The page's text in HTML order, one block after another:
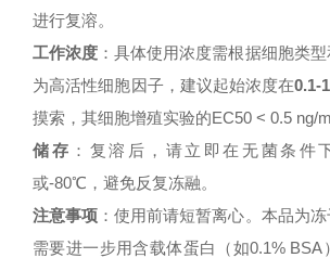
进行复溶。
工作浓度 ：具体使用浓度需根据细胞类
为高活性细胞因子，建议起始浓度在0.1-
摸索，其细胞增殖实验的EC50 < 0.5 ng/
储存 ：复溶后，请立即在无菌条件
或-80℃，避免反复冻融。
注意事项 ：使用前请短暂离心。本品为
需要进一步用含载体蛋白（如0.1% BSA